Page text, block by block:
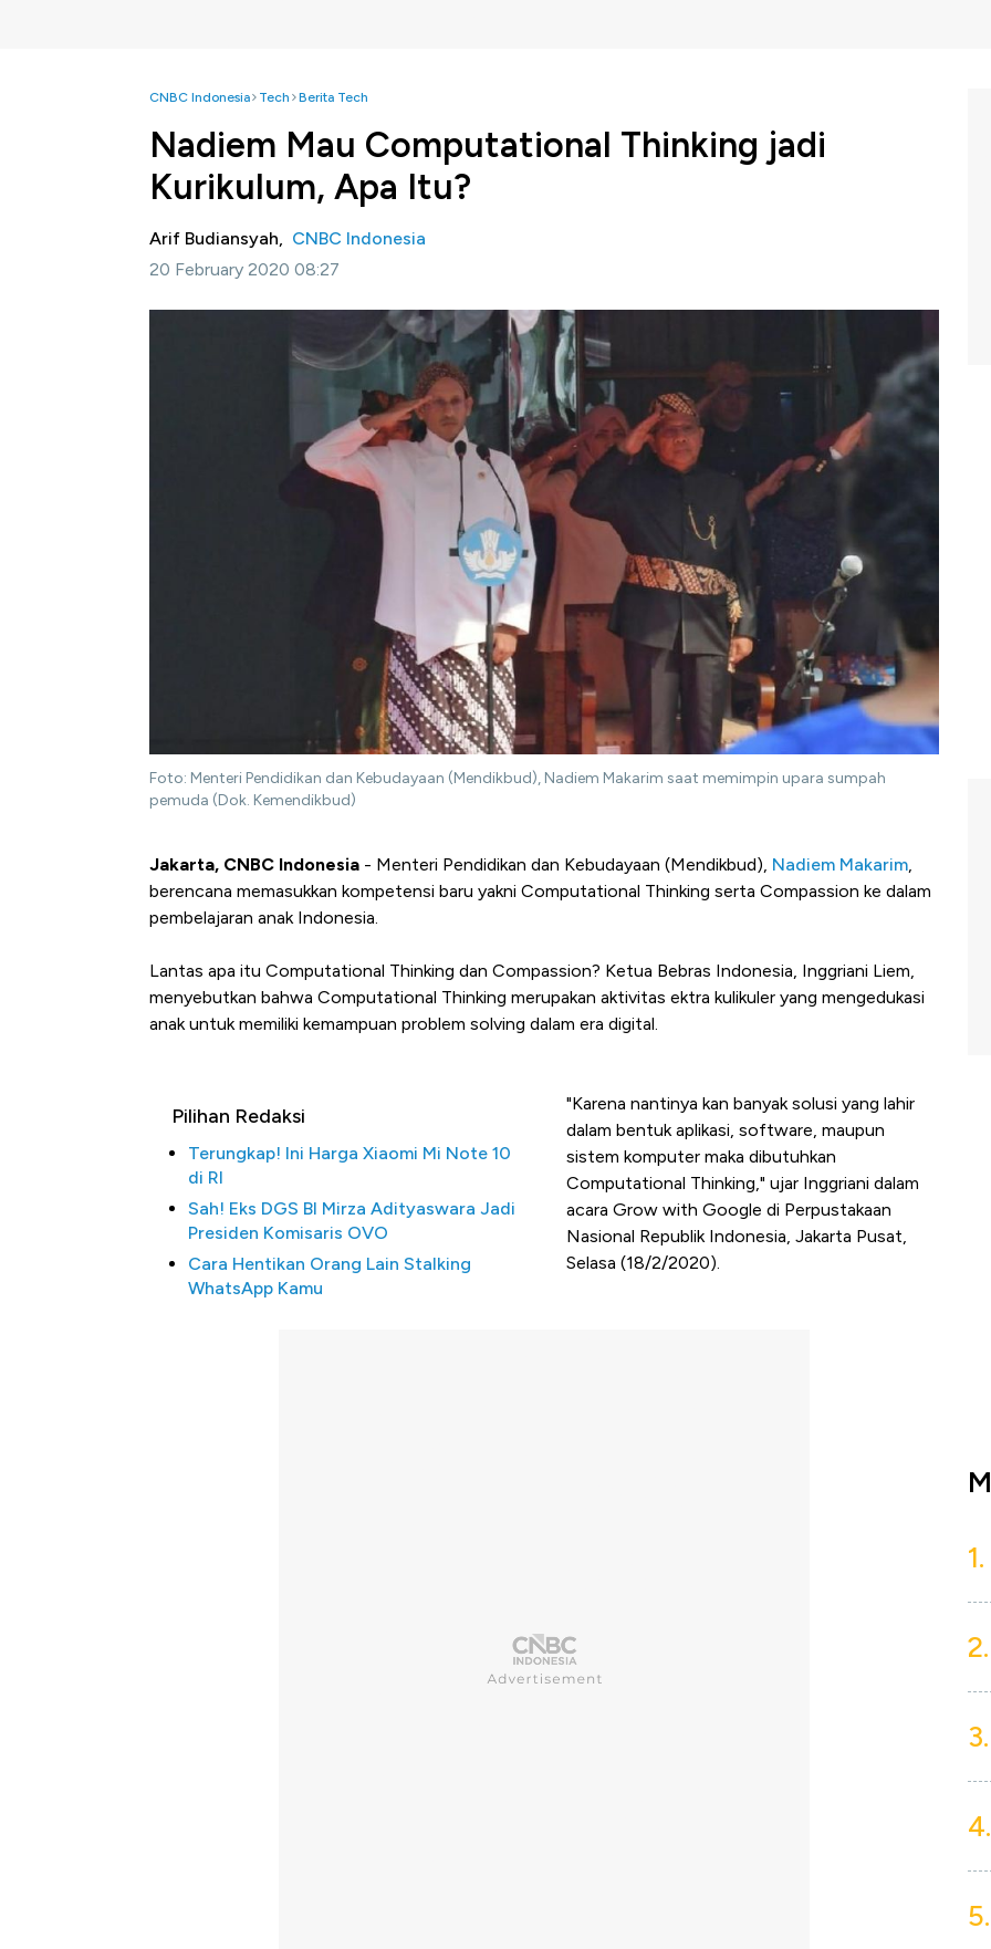
CNBC Indonesia Tech Berita Tech
Nadiem Mau Computational Thinking jadi
Kurikulum, Apa Itu?
Arif Budiansyah, CNBC Indonesia
20 February 2020 08:27
Foto: Menteri Pendidikan dan Kebudayaan (Mendikbud), Nadiem Makarim saat memimpin upara sumpah
pemuda (Dok. Kemendikbud)
Jakarta, CNBC Indonesia - Menteri Pendidikan dan Kebudayaan (Mendikbud), Nadiem Makarim,
berencana memasukkan kompetensi baru yakni Computational Thinking serta Compassion ke dalam
pembelajaran anak Indonesia.
Lantas apa itu Computational Thinking dan Compassion? Ketua Bebras Indonesia, Inggriani Liem,
menyebutkan bahwa Computational Thinking merupakan aktivitas ektra kulikuler yang mengedukasi
anak untuk memiliki kemampuan problem solving dalam era digital.
Pilihan Redaksi
Terungkap! Ini Harga Xiaomi Mi Note 10
di RI
Sah! Eks DGS BI Mirza Adityaswara Jadi
Presiden Komisaris OVO
Cara Hentikan Orang Lain Stalking
WhatsApp Kamu
"Karena nantinya kan banyak solusi yang lahir
dalam bentuk aplikasi, software, maupun
sistem komputer maka dibutuhkan
Computational Thinking," ujar Inggriani dalam
acara Grow with Google di Perpustakaan
Nasional Republik Indonesia, Jakarta Pusat,
Selasa (18/2/2020).
1.
2.
3.
4.
5.